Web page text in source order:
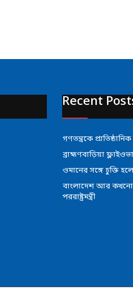
Recent
গণতন্ত্রকে
ব্রাহ্মণবাড়িয়া
ওমানের সঙ্গে চুক্তি
বাংলাদেশ আর কখনো
পররাষ্ট্রমন্ত্রী